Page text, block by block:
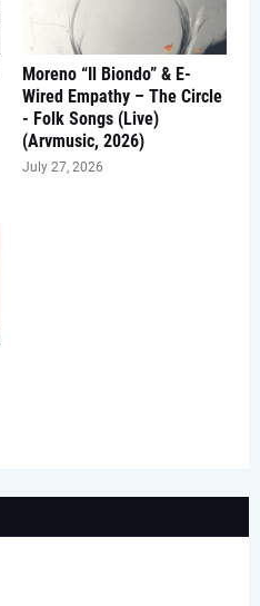
Moreno “Il Biondo” & E-
Wired Empathy – The Circle
- Folk Songs (Live)
(Arvmusic, 2026)
July 27, 2026